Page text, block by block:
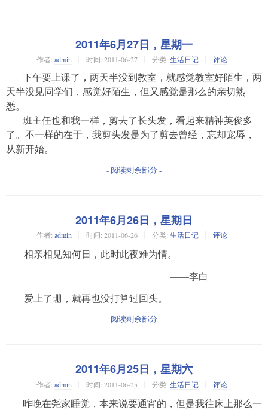
2011年6月27日，星期一
作者: admin 时间: 2011-06-27 分类: 生活日记 评论
下午要上课了，两天半没到教室，就感觉教室好陌生，两
天半没见同学们，感觉好陌生，但又感觉是那么的亲切熟
悉。
班主任也和我一样，剪去了长头发，看起来精神英俊多
了。不一样的在于，我剪头发是为了剪去曾经，忘却宠辱，
从新开始。
- 阅读剩余部分 -
2011年6月26日，星期日
作者: admin 时间: 2011-06-26 分类: 生活日记 评论
相亲相见知何日，此时此夜难为情。
——李白
爱上了珊 ，就再也没打算过回头。
- 阅读剩余部分 -
2011年6月25日，星期六
作者: admin 时间: 2011-06-25 分类: 生活日记 评论
昨晚在尧家睡觉，本来说要通宵的，但是我往床上那么一